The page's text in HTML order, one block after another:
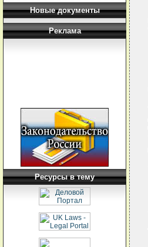
Новые документы
Реклама
Ресурсы в тему